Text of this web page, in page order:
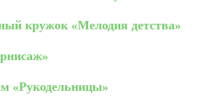
кружок «Мелодия детства»
«Рукодельницы»